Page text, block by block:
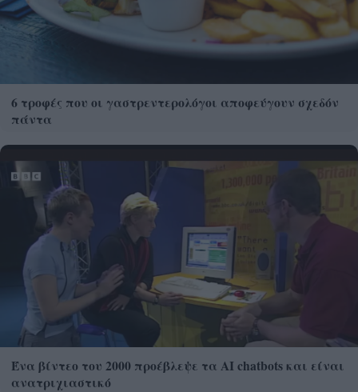
6 τροφές που οι γαστρεντερολόγοι αποφεύγουν σχεδόν
πάντα
Ένα βίντεο του 2000 προέβλεψε τα AI chatbots και είναι
ανατριχιαστικό